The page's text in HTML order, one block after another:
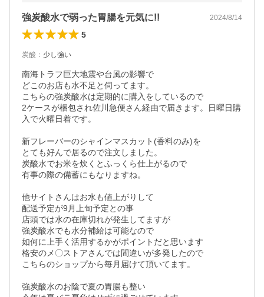
強炭酸水で弱った胃腸を元気に!! 2024/8/14
5
炭酸 ： 少し強い
南海トラフ巨大地震や台風の影響で
どこのお店も水不足と伺ってます。
こちらの強炭酸水は定期的に購入をしているので
2ケースが梱包され佐川急便さん経由で届きます。日曜日購
入で火曜日着です。
新フレーバーのシャインマスカット(香料のみ)を
とても好んで居るので注文しました。
炭酸水でお米を炊くとふっくら仕上がるので
有事の際の備蓄にもなりますね。
他サイトさんはお水も値上がりして
配送予定が9月上旬予定との事
店頭では水の在庫切れが発生してますが
強炭酸水でも水分補給は可能なので
如何に上手く活用するかがポイントだと思います
格安のメ〇ストアさんでは間違いが多発したので
こちらのショップから毎月届けて頂いてます。
強炭酸水のお陰で夏の胃腸も整い